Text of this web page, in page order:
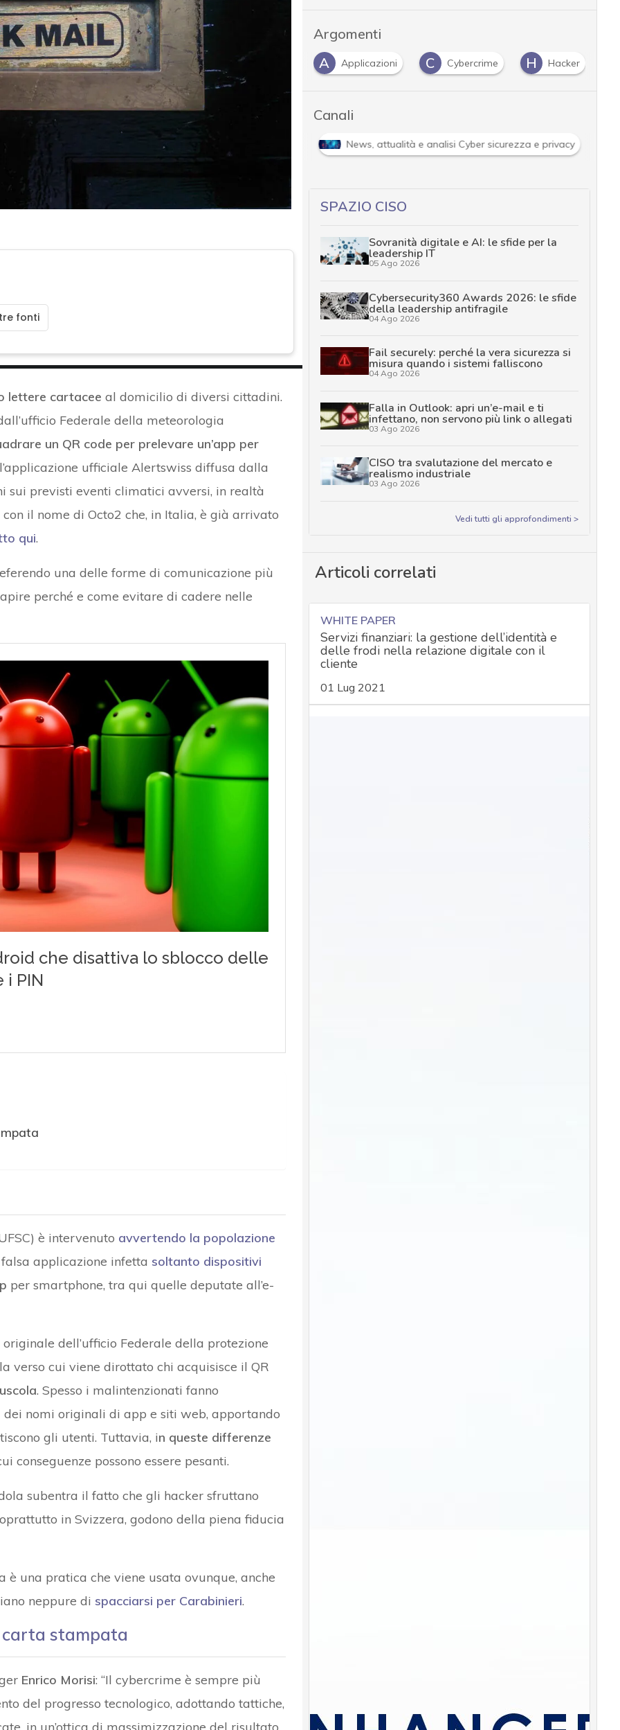
fonti
lettere cartacee al domicilio di diversi cittadini.
Federale della meteorologia
un QR code per prelevare un’app per
ufficiale Alertswiss diffusa dalla
sui previsti eventi climatici avversi, in realtà
con il nome di Octo2 che, in Italia, è già arrivato
qui.
una delle forme di comunicazione più
perché e come evitare di cadere nelle
è intervenuto avvertendo la popolazione
applicazione infetta soltanto dispositivi
per smartphone, tra qui quelle deputate all’e-
dell’ufficio Federale della protezione
verso cui viene dirottato chi acquisisce il QR
. Spesso i malintenzionati fanno
nomi originali di app e siti web, apportando
gli utenti. Tuttavia, in queste differenze
conseguenze possono essere pesanti.
subentra il fatto che gli hacker sfruttano
in Svizzera, godono della piena fiducia
una pratica che viene usata ovunque, anche
neppure di spacciarsi per Carabinieri.
carta stampata
Enrico Morisi: “Il cybercrime è sempre più
del progresso tecnologico, adottando tattiche,
in un’ottica di massimizzazione del risultato.
Argomenti
A
Android C Cybercrime H Hacker M malware
Canali
Attacchi hacker e Malware: le ultime news in tempo reale e gli
SPAZIO CISO
Sovranità digitale e AI: le sfide per la
leadership IT
05 Ago 2026
Cybersecurity360 Awards 2026: le sfide
della leadership antifragile
04 Ago 2026
Fail securely: perché la vera sicurezza si
misura quando i sistemi falliscono
04 Ago 2026
Falla in Outlook: apri un’e-mail e ti
infettano, non servono più link o allegati
03 Ago 2026
CISO tra svalutazione del mercato e
realismo industriale
03 Ago 2026
Vedi tutti gli approfondimenti >
Articoli correlati
WHITE PAPER
Servizi finanziari: la gestione dell’identità e
delle frodi nella relazione digitale con il
cliente
01 Lug 2021